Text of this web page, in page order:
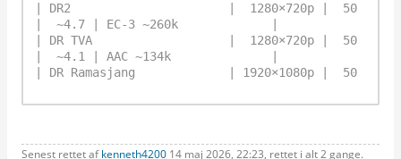
| DR2                      |  1280×720p |  50
|  ~4.7 | EC-3 ~260k             |
| DR TVA                   |  1280×720p |  50
|  ~4.1 | AAC ~134k              |
| DR Ramasjang             | 1920×1080p |  50
| TV2                      |  1280×720p |  50
|  ~4.7 | EC-3 ~260k             |
Senest rettet afkenneth4200 14 maj 2026, 22:23, rettet i alt 2 gange.